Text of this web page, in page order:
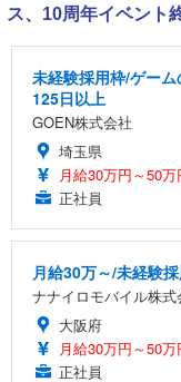
ス、10周年イベント
未経験採用枠/ゲー
125日以上
GOEN株式会社
埼玉県
月給30万円～50万
正社員
月給30万～/未経験
ナナイロモバイル株式
大阪府
月給30万円～50万
正社員